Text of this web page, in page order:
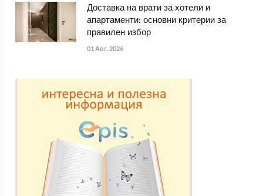
Доставка на врати за хотели и
апартаменти: основни критерии за
правилен избор
01 Авг. 2026